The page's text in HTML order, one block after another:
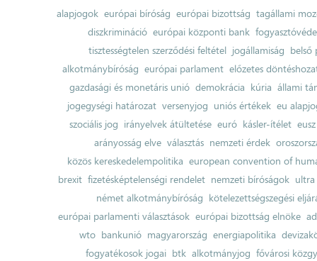
alapjogok európai bíróság európai bizottság tagállami
diszkrimináció európai központi bank
tisztességtelen szerződési feltétel jogállamiság belső
alkotmánybíróság európai parlament előzetes
gazdasági és monetáris unió demokrácia kúria állami
jogegységi határozat versenyjog uniós értékek eu
szociális jog irányelvek átültetése euró kásler-ítélet
arányosság elve választás nemzeti érdek
közös kereskedelempolitika european convention of
brexit fizetésképtelenségi rendelet nemzeti bíróságok ultra
német alkotmánybíróság kötelezettségszegési
európai parlamenti választások európai bizottság elnöke
wto bankunió magyarország energiapolitika
fogyatékosok jogai btk alkotmányjog fővárosi